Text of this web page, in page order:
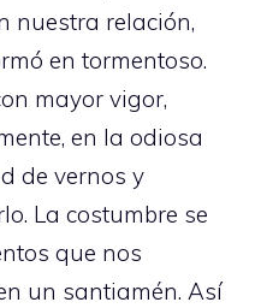
nuestra relación,
en tormentoso.
mayor vigor,
en la odiosa
de vernos y
La costumbre se
que nos
un santiamén. Así